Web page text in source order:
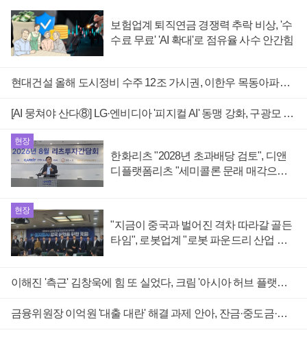
보험업계 퇴직연금 경쟁력 추락 비상, '수
수료 무료' 'AI 확대'로 점유율 사수 안간힘
현대건설 올해 도시정비 수주 12조 가시권, 이한우 목동아파트단지 재건축에서 '기념비적 성적' 겨냥
[AI 뭉쳐야 산다⑧] LG·엔비디아 '피지컬 AI' 동맹 강화, 구광모 제조·데이터·기술 결집해 종합 로보틱스 기업으로
현장
한화리츠 "2028년 초과배당 검토", 디앤
디플랫폼리츠 "세미콜론 문래 매각으로
현장
"지금이 중국과 벌어진 격차 따라갈 골든
타임", 로봇업계 "로봇 파운드리 산업 성
이해진 '측근' 김창욱에 힘 또 실었다, 크림 '아시아 허브 플랫폼' 야망에 네이버 뒷배 자처
금융위원장 이억원 '대출 대란' 해결 과제 안아, 잔금·중도금·이주비 대출 길 열어주나